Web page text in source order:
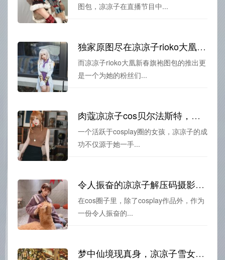
图包，凉凉子在直播节目中...
独家原图尽在凉凉子rioko大凰新春旗袍图包
而凉凉子rioko大凰新春旗袍图包的推出更
是一个为她的粉丝们...
肉蔻凉凉子cos贝尔法斯特，定制版隆重登场
一个活跃于cosplay圈的女孩，凉凉子的成
功不仅源于她一手...
令人振奋的凉凉子解压码摄影作品集
在cos圈子里，除了cosplay作品外，作为
一份令人振奋的...
梦中仙境现真身，凉凉子雪女是哪一套最完美的cos表现